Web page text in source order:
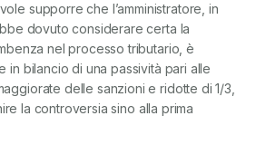
supporre che l’amministratore, in
dovuto considerare certa la
nel processo tributario, è
in bilancio di una passività pari alle
delle sanzioni e ridotte di 1/3,
la controversia sino alla prima